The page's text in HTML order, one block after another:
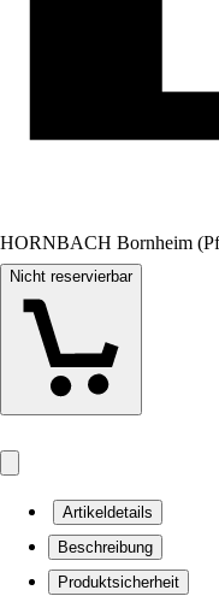
HORNBACH Bornheim
Nicht reservierbar
Artikeldetails
Beschreibung
Produktsicherheit